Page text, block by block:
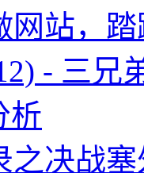
网站，
- 三兄
析
之决战